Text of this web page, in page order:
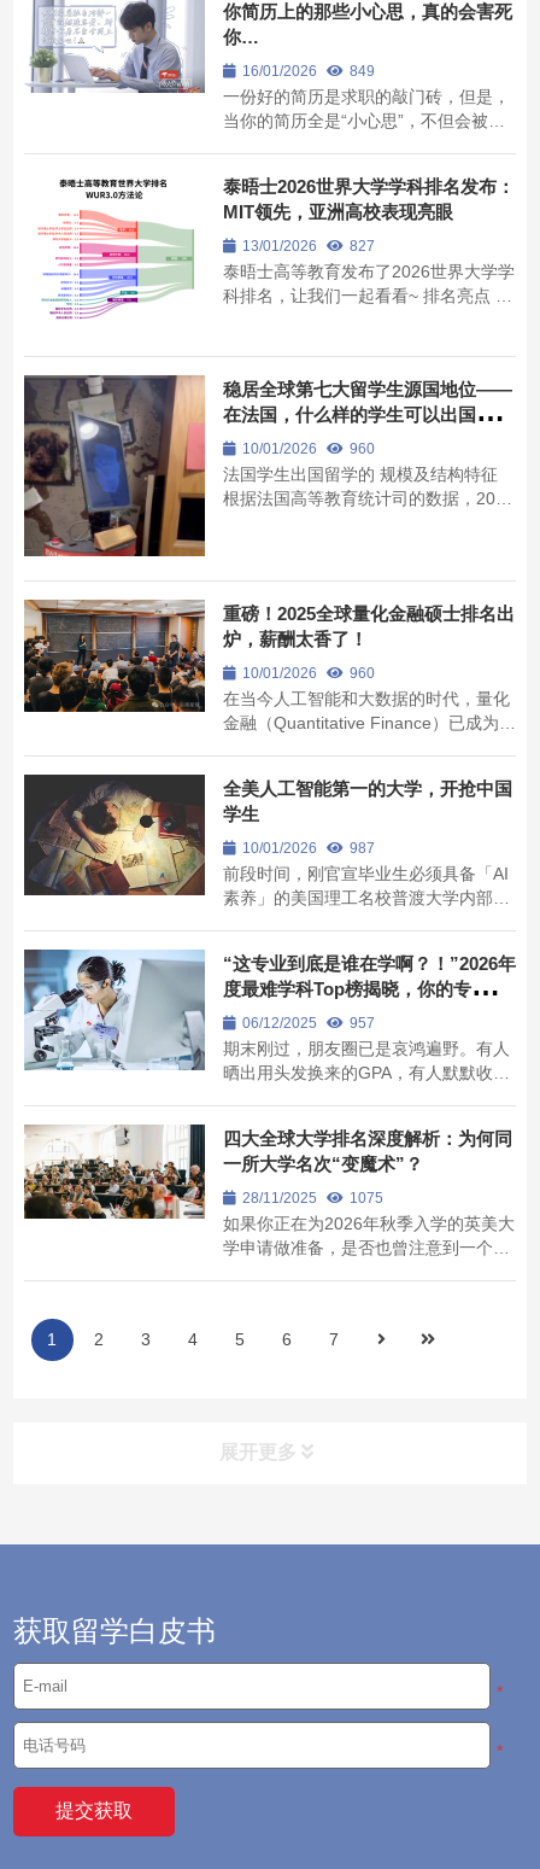
而这两年，央国企为代表的体制内就
业，也越来越受到留学家庭的关注。那
么，央国企录用留学生时，哪些大学最
吃香？哪些专业最...
你简历上的那些小心思，真的会害死
你…
16/01/2026 849
一份好的简历是求职的敲门砖，但是，
当你的简历全是“小心思”，不但会被HR
入行业“黑名单”。而这，就不得不提到
《令人心动的Offer》第二季中引发热议
的简历造假事件...... 节目中的一位实
习生...
泰晤士2026世界大学学科排名发布：
MIT领先，亚洲高校表现亮眼
13/01/2026 827
泰晤士高等教育发布了2026世界大学学
科排名，让我们一起看看~ 排名亮点 美
国高校在三个学科排名中位列第一。剑
桥大学自2022年以来首次荣登心理学领
域榜首...
稳居全球第七大留学生源国地位——
在法国，什么样的学生可以出国留
学？10/01/2026 960
法国学生出国留学的 规模及结构特征
根据法国高等教育统计司的数据，2024
面，法国是欧盟“伊拉斯谟+计划”最积极
的参与者，其派...
重磅！2025全球量化金融硕士排名出
炉，薪酬太香了！
10/01/2026 960
在当今人工智能和大数据的时代，量化
金融（Quantitative Finance）已成为全
Quant.Net 的排名，Risk.Net 发布的全
球量化金融硕士排名同样具有重要的参
考价值。 近日，2025年 Risk.Net 全球
量化金...
全美人工智能第一的大学，开抢中国
学生
10/01/2026 987
前段时间，刚官宣毕业生必须具备「AI
素养」的美国理工名校普渡大学内部秘
去的最新美国大学早申季，有一所大学
招生数据，却透露出了相反的趋势——
全美人工智能专业排名第一的卡内基梅
隆大学...
“这专业到底是谁在学啊？！”2026年
度最难学科Top榜揭晓，你的专业上
榜了吗？
06/12/2025 957
期末刚过，朋友圈已是哀鸿遍野。有人
晒出用头发换来的GPA，有人默默收起
死局”？ 会计人边配平边砸计算器，心
理学子在理论与实验中反复横跳，建筑
生抱着模型熬穿长夜……每个专业都觉
得自己够...
四大全球大学排名深度解析：为何同
一所大学名次“变魔术”？
28/11/2025 1075
如果你正在为2026年秋季入学的英美大
学申请做准备，是否也曾注意到一个既
大学为例：它在 U.S. News 全球大学排
1 2 3 4 5 6 7
展开更多
留学攻略 ——为你留学之路保驾护航
新闻资讯
大学排名
语言考试
获取留学白皮书
*
*